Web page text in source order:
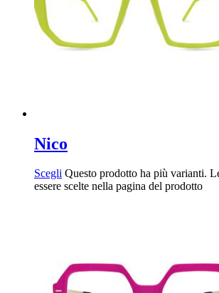
Nico
Scegli Questo prodotto ha più varianti.
essere scelte nella pagina del prodotto